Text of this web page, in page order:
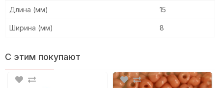
Длина (мм) 15
Ширина (мм) 8
С этим покупают